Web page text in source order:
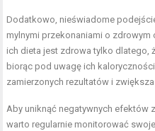
Dodatkowo, nieświadome
mylnymi przekonaniami o
ich dieta jest zdrowa tylko dlatego,
biorąc pod uwagę ich
zamierzonych rezultatów i
Aby uniknąć negatywnych efektów
warto regularnie monitorować